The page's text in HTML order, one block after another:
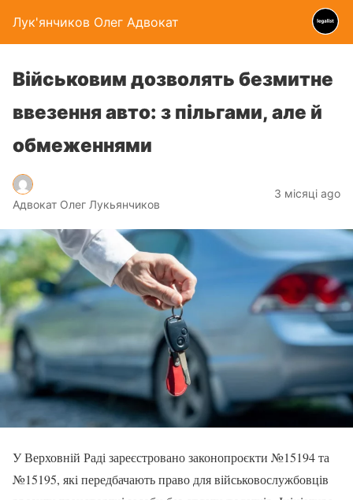
Лук'янчиков Олег Адвокат
Військовим дозволять безмитне
ввезення авто: з пільгами, але й
обмеженнями
Адвокат Олег Лукьянчиков
3 місяці ago
У Верховній Раді зареєстровано законопроєкти №15194 та
№15195, які передбачають право для військовослужбовців